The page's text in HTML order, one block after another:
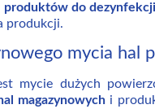
produktów do
produkcji.
mycia hal
mycie dużych
magazynowych i